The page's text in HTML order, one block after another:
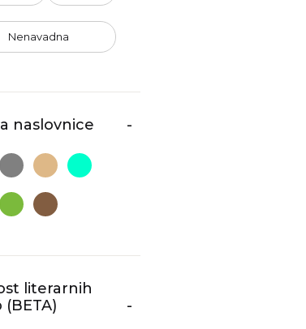
Nenavadna
naslovnice -
literarnih
(BETA)
-